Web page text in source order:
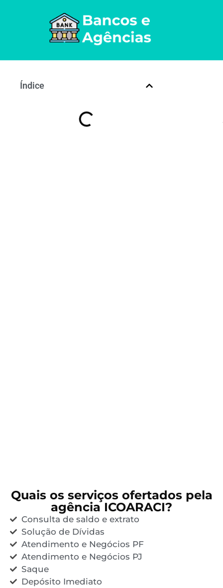
Índice
Quais os serviços ofertados pela
agência ICOARACI?
Consulta de saldo e extrato
Solução de Dívidas
Atendimento e Negócios PF
Atendimento e Negócios PJ
Saque
Depósito Imediato